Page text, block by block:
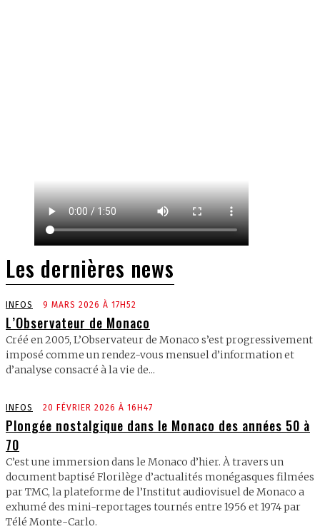
Les dernières news
INFOS 9 MARS 2026 À 17H52
L’Observateur de Monaco
Créé en 2005, L’Observateur de Monaco s’est progressivement
imposé comme un rendez-vous mensuel d’information et
d’analyse consacré à la vie de...
INFOS 20 FÉVRIER 2026 À 16H47
Plongée nostalgique dans le Monaco des années 50 à
70
C’est une immersion dans le Monaco d’hier. À travers un
document baptisé Florilège d’actualités monégasques filmées
par TMC, la plateforme de l’Institut audiovisuel de Monaco a
exhumé des mini-reportages tournés entre 1956 et 1974 par
Télé Monte-Carlo.